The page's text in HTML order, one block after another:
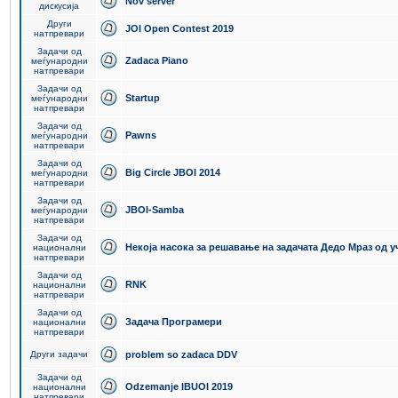
дискусија
Други
натпревари
JOI Open Contest 2019
Задачи од
меѓународни
натпревари
Zadaca Piano
Задачи од
меѓународни
натпревари
Startup
Задачи од
меѓународни
натпревари
Pawns
Задачи од
меѓународни
натпревари
Big Circle JBOI 2014
Задачи од
меѓународни
натпревари
JBOI-Samba
Задачи од
национални
натпревари
Некоја насока за решавање на задачата Дедо Мраз од
Задачи од
национални
натпревари
RNK
Задачи од
национални
натпревари
Задача Програмери
Други задачи problem so zadaca DDV
Задачи од
национални
Odzemanje IBUOI 2019